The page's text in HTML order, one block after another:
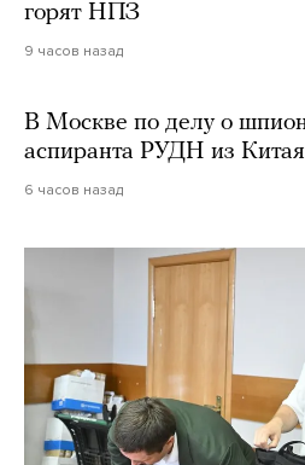
горят НПЗ
9 часов назад
В Москве по делу о
аспиранта РУДН из Китая
6 часов назад